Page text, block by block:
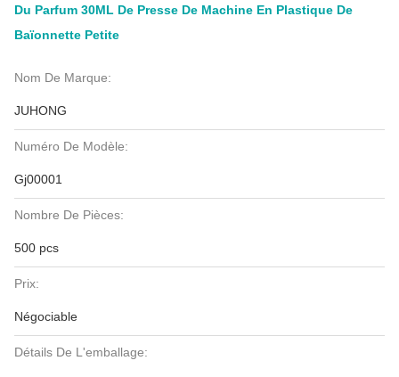
Du Parfum 30ML De Presse De Machine En Plastique De
Baïonnette Petite
Nom De Marque:
JUHONG
Numéro De Modèle:
Gj00001
Nombre De Pièces:
500 pcs
Prix:
Négociable
Détails De L'emballage: